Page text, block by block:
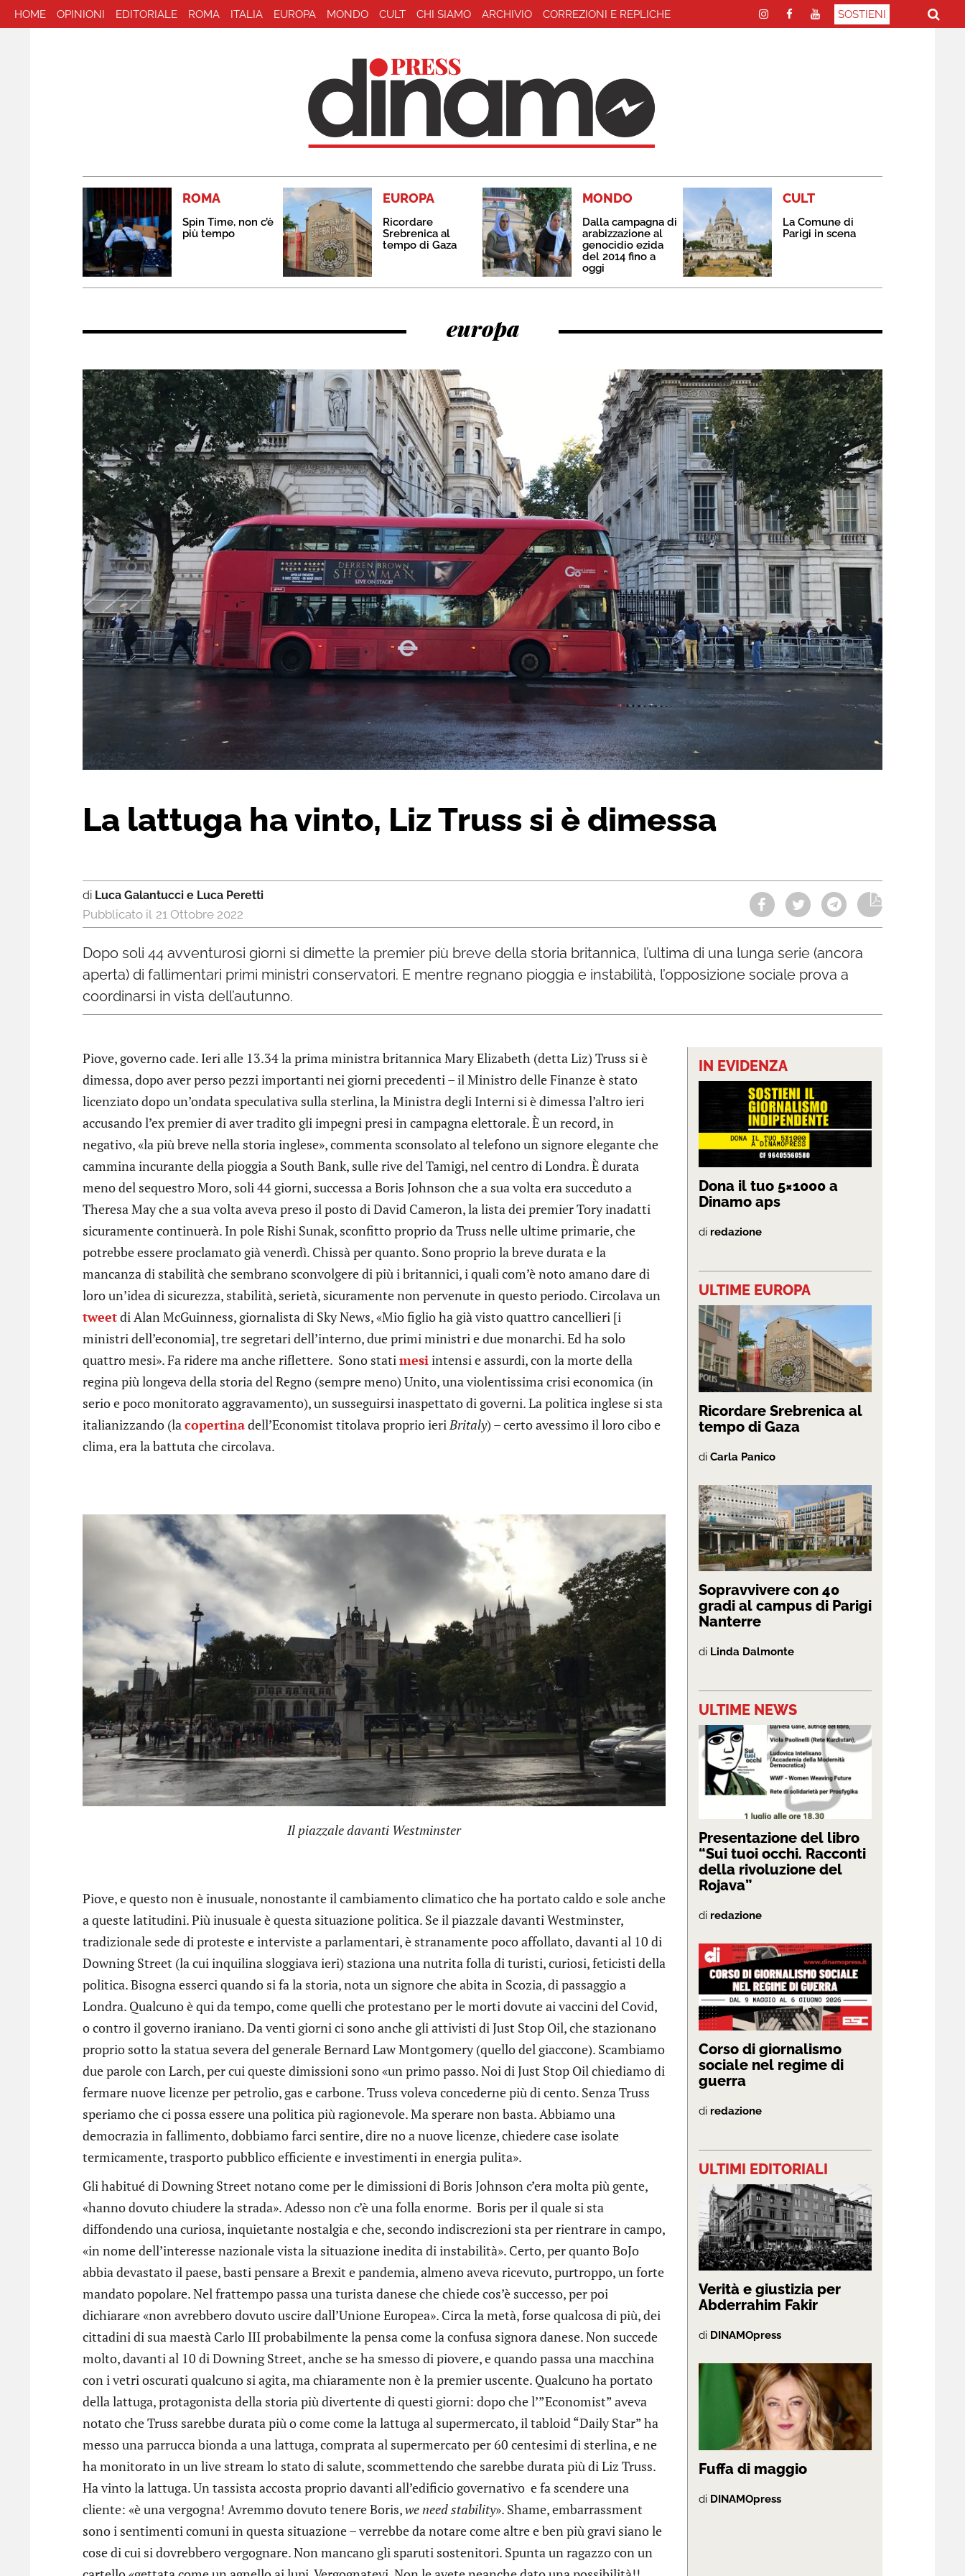
HOME OPINIONI EDITORIALE ROMA ITALIA EUROPA MONDO CULT CHI SIAMO ARCHIVIO CORREZIONI E REPLICHE SOSTIENI
ROMA
Spin Time, non c’è
più tempo
EUROPA
Ricordare
Srebrenica al
tempo di Gaza
MONDO
Dalla campagna di
arabizzazione al
genocidio ezida
del 2014 fino a
oggi
CULT
La Comune di
Parigi in scena
europa
La lattuga ha vinto, Liz Truss si è dimessa
di Luca Galantucci e Luca Peretti
21 Ottobre 2022
Dopo soli 44 avventurosi giorni si dimette la premier più breve della storia britannica, l’ultima di una lunga serie (ancora
aperta) di fallimentari primi ministri conservatori. E mentre regnano pioggia e instabilità, l’opposizione sociale prova a
coordinarsi in vista dell’autunno.
Piove, governo cade. Ieri alle 13.34 la prima ministra britannica Mary Elizabeth (detta Liz) Truss si è
dimessa, dopo aver perso pezzi importanti nei giorni precedenti – il Ministro delle Finanze è stato
licenziato dopo un’ondata speculativa sulla sterlina, la Ministra degli Interni si è dimessa l’altro ieri
accusando l’ex premier di aver tradito gli impegni presi in campagna elettorale. È un record, in
negativo, «la più breve nella storia inglese», commenta sconsolato al telefono un signore elegante che
cammina incurante della pioggia a South Bank, sulle rive del Tamigi, nel centro di Londra. È durata
meno del sequestro Moro, soli 44 giorni, successa a Boris Johnson che a sua volta era succeduto a
Theresa May che a sua volta aveva preso il posto di David Cameron, la lista dei premier Tory inadatti
sicuramente continuerà. In pole Rishi Sunak, sconfitto proprio da Truss nelle ultime primarie, che
potrebbe essere proclamato già venerdì. Chissà per quanto. Sono proprio la breve durata e la
mancanza di stabilità che sembrano sconvolgere di più i britannici, i quali com’è noto amano dare di
loro un’idea di sicurezza, stabilità, serietà, sicuramente non pervenute in questo periodo. Circolava un
tweetdi Alan McGuinness, giornalista di Sky News, «Mio figlio ha già visto quattro cancellieri [i
ministri dell’economia], tre segretari dell’interno, due primi ministri e due monarchi. Ed ha solo
quattro mesi». Fa ridere ma anche riflettere. Sono statimesiintensi e assurdi, con la morte della
regina più longeva della storia del Regno (sempre meno) Unito, una violentissima crisi economica (in
serio e poco monitorato aggravamento), un susseguirsi inaspettato di governi. La politica inglese si sta
italianizzando (lacopertinadell’Economist titolava proprio ieriBritaly) – certo avessimo il loro cibo e
clima, era la battuta che circolava.
Il piazzale davanti Westminster
Piove, e questo non è inusuale, nonostante il cambiamento climatico che ha portato caldo e sole anche
a queste latitudini. Più inusuale è questa situazione politica. Se il piazzale davanti Westminster,
tradizionale sede di proteste e interviste a parlamentari, è stranamente poco affollato, davanti al 10 di
Downing Street (la cui inquilina sloggiava ieri) staziona una nutrita folla di turisti, curiosi, feticisti della
politica. Bisogna esserci quando si fa la storia, nota un signore che abita in Scozia, di passaggio a
Londra. Qualcuno è qui da tempo, come quelli che protestano per le morti dovute ai vaccini del Covid,
o contro il governo iraniano. Da venti giorni ci sono anche gli attivisti di Just Stop Oil, che stazionano
proprio sotto la statua severa del generale Bernard Law Montgomery (quello del giaccone). Scambiamo
due parole con Larch, per cui queste dimissioni sono «un primo passo. Noi di Just Stop Oil chiediamo di
fermare nuove licenze per petrolio, gas e carbone. Truss voleva concederne più di cento. Senza Truss
speriamo che ci possa essere una politica più ragionevole. Ma sperare non basta. Abbiamo una
democrazia in fallimento, dobbiamo farci sentire, dire no a nuove licenze, chiedere case isolate
termicamente, trasporto pubblico efficiente e investimenti in energia pulita».
Gli habitué di Downing Street notano come per le dimissioni di Boris Johnson c’era molta più gente,
«hanno dovuto chiudere la strada». Adesso non c’è una folla enorme. Boris per il quale si sta
diffondendo una curiosa, inquietante nostalgia e che, secondo indiscrezioni sta per rientrare in campo,
«in nome dell’interesse nazionale vista la situazione inedita di instabilità». Certo, per quanto BoJo
abbia devastato il paese, basti pensare a Brexit e pandemia, almeno aveva ricevuto, purtroppo, un forte
mandato popolare. Nel frattempo passa una turista danese che chiede cos’è successo, per poi
dichiarare «non avrebbero dovuto uscire dall’Unione Europea». Circa la metà, forse qualcosa di più, dei
cittadini di sua maestà Carlo III probabilmente la pensa come la confusa signora danese. Non succede
molto, davanti al 10 di Downing Street, anche se ha smesso di piovere, e quando passa una macchina
con i vetri oscurati qualcuno si agita, ma chiaramente non è la premier uscente. Qualcuno ha portato
della lattuga, protagonista della storia più divertente di questi giorni: dopo che l’”Economist” aveva
notato che Truss sarebbe durata più o come come la lattuga al supermercato, il tabloid “Daily Star” ha
messo una parrucca bionda a una lattuga, comprata al supermercato per 60 centesimi di sterlina, e ne
ha monitorato in un live stream lo stato di salute, scommettendo che sarebbe durata più di Liz Truss.
Ha vinto la lattuga. Un tassista accosta proprio davanti all’edificio governativo e fa scendere una
cliente: «è una vergogna! Avremmo dovuto tenere Boris,we need stability». Shame, embarrassment
sono i sentimenti comuni in questa situazione – verrebbe da notare come altre e ben più gravi siano le
cose di cui si dovrebbero vergognare. Non mancano gli sparuti sostenitori. Spunta un ragazzo con un
IN EVIDENZA
Dona il tuo 5×1000 a
Dinamo aps
di redazione
ULTIME EUROPA
Ricordare Srebrenica al
tempo di Gaza
di Carla Panico
Sopravvivere con 40
gradi al campus di Parigi
Nanterre
di Linda Dalmonte
ULTIME NEWS
Presentazione del libro
“Sui tuoi occhi. Racconti
della rivoluzione del
Rojava”
di redazione
Corso di giornalismo
sociale nel regime di
guerra
di redazione
ULTIMI EDITORIALI
Verità e giustizia per
Abderrahim Fakir
di DINAMOpress
Fuffa di maggio
di DINAMOpress